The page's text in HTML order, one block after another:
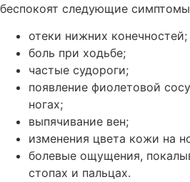
беспокоят следующие
отеки нижних конечностей;
боль при ходьбе;
частые судороги;
появление фиолетовой
ногах;
выпячивание вен;
изменения цвета кожи на
болевые ощущения,
стопах и пальцах.